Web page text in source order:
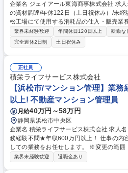
企業名 ジェイアール東海商事株式会社 求人名 【浜松】JR東海グループで
の資材調達/年休122日（土日祝休み）/未経験歓迎◎ 仕事の
松工場にて使用する消耗品の仕入・販売業
任せします。新幹線の安全運行を資材供給
す。 ■工場内で用いる消耗品の発注・納期管理、工具の修理手配 ■仕入れ
先企業との価格交渉・調整業務 ■在庫状況
いた伝票入力・書類作成等の事務全般 ■社
との連携・調整 ※入社から数か月程度(状況
労いただき、業務の流れを把握いただきま
営業職へのジョブローテーションの可能性があります
松】JR東海グループでの資材調達/年休
◎
業界未経験歓迎 年間休日120日以上 転勤なし
完全週休2日制
土日祝休み
正社員
積栄ライフサービス株式会社
【浜松市/マンション管理】業務
以上! 不動産マンション管理員
月給40万円～58万円
静岡県浜松市中央区
企業名 積栄ライフサービス株式会社 求人名 【浜松市/マンション管理】業
務経験不問★年収600万円以上！ 仕事の内容 弊社の『マンション管理』と
しての業務をお任せします。 ※変更の範囲：弊社業務全般 募集職種 【浜
松市/マンション管理】業務経験不問★年収
業界未経験歓迎 退職金あり